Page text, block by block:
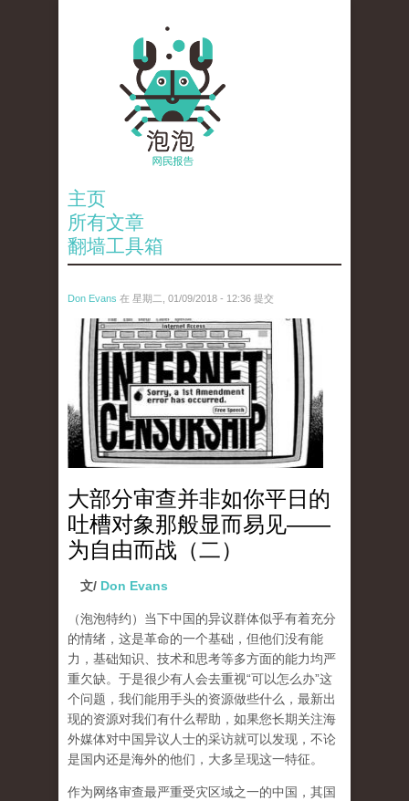
主页
所有文章
翻墙工具箱
Don Evans 在 星期二, 01/09/2018 - 12:36 提交
wechatimg866.jpeg
大部分审查并非如你平日的
吐槽对象那般显而易见——
为自由而战（二）
文/ Don Evans
（泡泡特约） 当下中国的异议群体似乎有着充分
的情绪，这是革命的一个基础，但他们没有能
力，基础知识、技术和思考等多方面的能力均严
重欠缺。于是很少有人会去重视“可以怎么办”这
个问题，我们能用手头的资源做些什么，最新出
现的资源对我们有什么帮助，如果您长期关注海
外媒体对中国异议人士的采访就可以发现，不论
是国内还是海外的他们，大多呈现这一特征。
作为网络审查最严重受灾区域之一的中国，其国